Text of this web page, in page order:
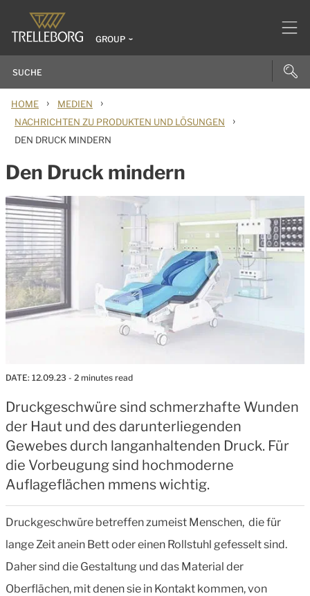
GROUP
HOME › MEDIEN ›
NACHRICHTEN ZU PRODUKTEN UND LÖSUNGEN ›
DEN DRUCK MINDERN
Den Druck mindern
DATE: 12.09.23 - 2 minutes read
Druckgeschwüre sind schmerzhafte Wunden
der Haut und des darunterliegenden
Gewebes durch langanhaltenden Druck. Für
die Vorbeugung sind hochmoderne
Auflageflächen mmens wichtig.
Druckgeschwüre betreffen zumeist Menschen, die für
lange Zeit anein Bett oder einen Rollstuhl gefesselt sind.
Daher sind die Gestaltung und das Material der
Oberflächen, mit denen sie in Kontakt kommen, von